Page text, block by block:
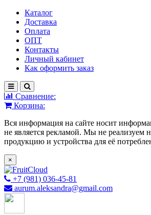
Каталог
Доставка
Оплата
ОПТ
Контакты
Личный кабинет
Как оформить заказ
Сравнение:
Корзина:
Вся информация на сайте носит
не является рекламой. Мы не реализуем
продукцию и устройства для её
×
+7 (981) 036-45-81
aurum.aleksandra@gmail.com